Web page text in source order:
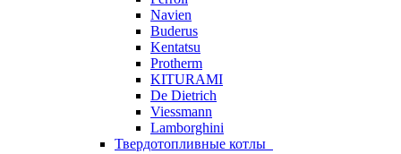
Navien
Buderus
Kentatsu
Protherm
KITURAMI
De Dietrich
Viessmann
Lamborghini
Твердотопливные котлы